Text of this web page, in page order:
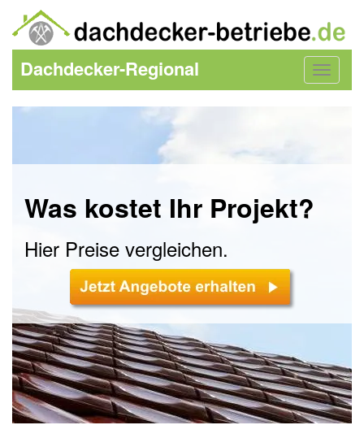
Toggle
Dachdecker-Regional
Was kostet Ihr Projekt?
Hier Preise vergleichen.